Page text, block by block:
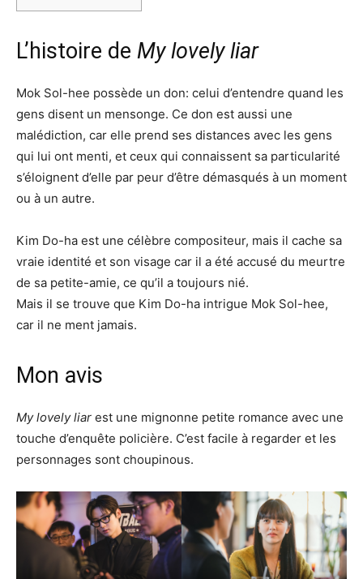
L’histoire de My lovely liar
Mok Sol-hee possède un don: celui d’entendre quand les
gens disent un mensonge. Ce don est aussi une
malédiction, car elle prend ses distances avec les gens
qui lui ont menti, et ceux qui connaissent sa particularité
s’éloignent d’elle par peur d’être démasqués à un moment
ou à un autre.
Kim Do-ha est une célèbre compositeur, mais il cache sa
vraie identité et son visage car il a été accusé du meurtre
de sa petite-amie, ce qu’il a toujours nié.
Mais il se trouve que Kim Do-ha intrigue Mok Sol-hee,
car il ne ment jamais.
Mon avis
My lovely liar est une mignonne petite romance avec une
touche d’enquête policière. C’est facile à regarder et les
personnages sont choupinous.